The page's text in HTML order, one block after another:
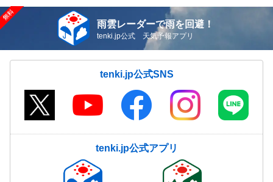
雨雲レーダーで雨を回避！
tenki.jp公式 天気予報アプリ
tenki.jp公式SNS
tenki.jp公式アプリ